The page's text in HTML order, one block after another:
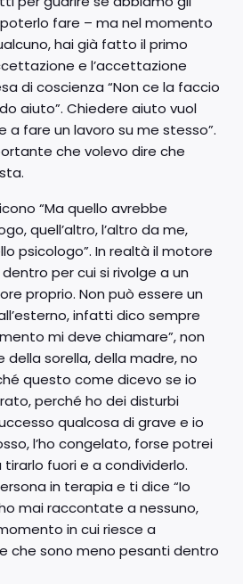
fare – ma nel momento
hai già fatto il primo
e l’accettazione
di coscienza “Non ce la faccio
aiuto”. Chiedere aiuto vuol
a fare un lavoro su me stesso”.
che volevo dire che
“Ma quello avrebbe
quell’altro, l’altro da me,
psicologo”. In realtà il motore
per cui si rivolge a un
proprio. Non può essere un
infatti dico sempre
mi deve chiamare”, non
sorella, della madre, no
questo come dicevo se io
perché ho dei disturbi
qualcosa di grave e io
l’ho congelato, forse potrei
fuori e a condividerlo.
in terapia e ti dice “Io
mai raccontate a nessuno,
in cui riesce a
che sono meno pesanti dentro